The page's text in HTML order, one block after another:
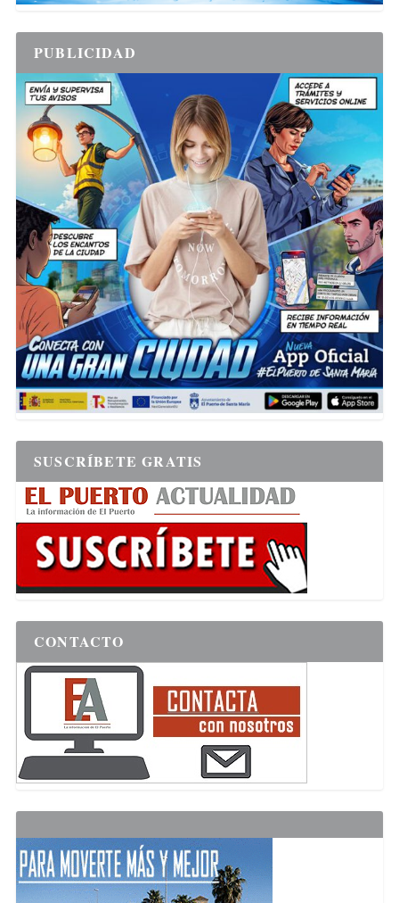
PUBLICIDAD
SUSCRÍBETE GRATIS
CONTACTO